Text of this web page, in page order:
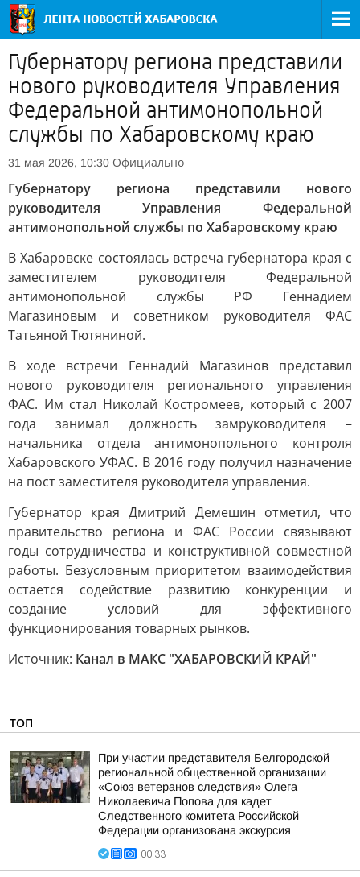
Губернатору региона представили
нового руководителя Управления
Федеральной антимонопольной
службы по Хабаровскому краю
31 мая 2026, 10:30 Официально
Губернатору региона представили нового
руководителя Управления Федеральной
антимонопольной службы по Хабаровскому краю
В Хабаровске состоялась встреча губернатора края с
заместителем руководителя Федеральной
антимонопольной службы РФ Геннадием
Магазиновым и советником руководителя ФАС
Татьяной Тютяниной.
В ходе встречи Геннадий Магазинов представил
нового руководителя регионального управления
ФАС. Им стал Николай Костромеев, который с 2007
года занимал должность замруководителя –
начальника отдела антимонопольного контроля
Хабаровского УФАС. В 2016 году получил назначение
на пост заместителя руководителя управления.
Губернатор края Дмитрий Демешин отметил, что
правительство региона и ФАС России связывают
годы сотрудничества и конструктивной совместной
работы. Безусловным приоритетом взаимодействия
остается содействие развитию конкуренции и
создание условий для эффективного
функционирования товарных рынков.
Источник: Канал в МАКС "ХАБАРОВСКИЙ КРАЙ"
ТОП
При участии представителя Белгородской
региональной общественной организации
«Союз ветеранов следствия» Олега
Николаевича Попова для кадет
Следственного комитета Российской
Федерации организована экскурсия
00:33